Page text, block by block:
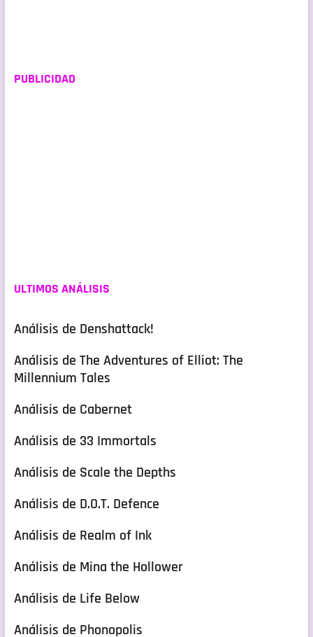
PUBLICIDAD
ULTIMOS ANÁLISIS
Análisis de Denshattack!
Análisis de The Adventures of Elliot: The
Millennium Tales
Análisis de Cabernet
Análisis de 33 Immortals
Análisis de Scale the Depths
Análisis de D.O.T. Defence
Análisis de Realm of Ink
Análisis de Mina the Hollower
Análisis de Life Below
Análisis de Phonopolis